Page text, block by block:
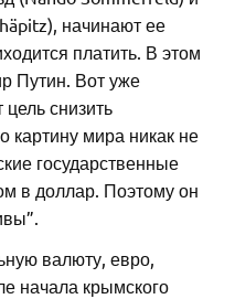
начинают ее
платить. В этом
Путин. Вот уже
цель снизить
картину мира никак не
государственные
в доллар. Поэтому он
валюту, евро,
начала крымского